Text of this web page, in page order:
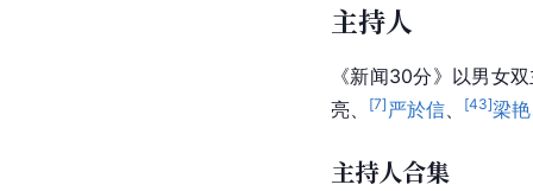
主持人
《新闻30分》以男女
亮、 [7] 严於信、 [43]梁艳
主持人合集